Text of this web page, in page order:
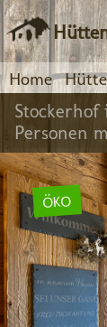
Home
Stockerhof
Personen
ÖKO